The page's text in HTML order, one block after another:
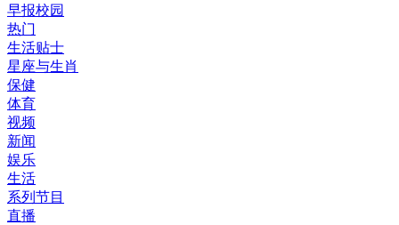
早报校园
热门
生活贴士
星座与生肖
保健
体育
视频
新闻
娱乐
生活
系列节目
直播